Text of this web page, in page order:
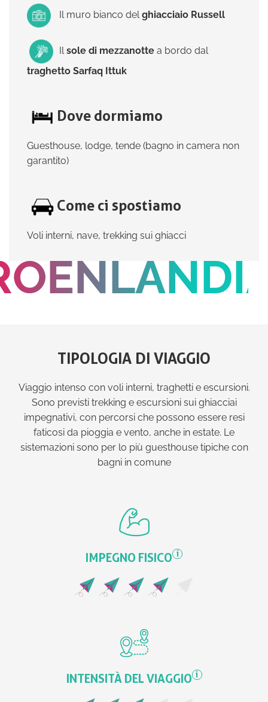
Il muro bianco delghiacciaio Russell
Ilsole di mezzanotte a bordo dal
traghetto Sarfaq Ittuk
Dove dormiamo
Guesthouse, lodge, tende (bagno in camera non
garantito)
Come ci spostiamo
Voli interni, nave, trekking sui ghiacci
TIPOLOGIA DI VIAGGIO
Viaggio intenso con voli interni, traghetti e escursioni.
Sono previsti trekking e escursioni sui ghiacciai
impegnativi, con percorsi che possono essere resi
faticosi da pioggia e vento, anche in estate. Le
sistemazioni sono per lo più guesthouse tipiche con
bagni in comune
IMPEGNO FISICO i
INTENSITÀ DEL VIAGGIO i